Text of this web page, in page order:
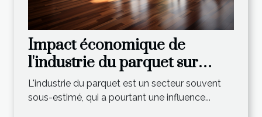
Impact économique de
l'industrie du parquet sur
l'économie mondiale
L'industrie du parquet est un secteur souvent
sous-estimé, qui a pourtant une influence...